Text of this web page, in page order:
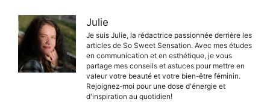
Julie
Je suis Julie, la rédactrice passionnée derrière les
articles de So Sweet Sensation. Avec mes études
en communication et en esthétique, je vous
partage mes conseils et astuces pour mettre en
valeur votre beauté et votre bien-être féminin.
Rejoignez-moi pour une dose d'énergie et
d'inspiration au quotidien!